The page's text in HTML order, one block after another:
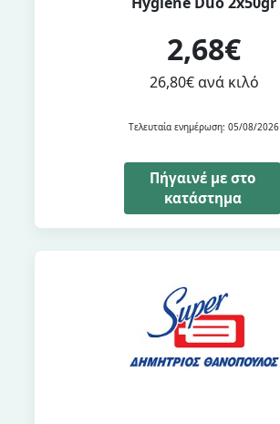
2,68€
26,80€ ανά κιλό
Τελευταία ενημέρωση: 05/08/2026
Πήγαινέ με στο
κατάστημα